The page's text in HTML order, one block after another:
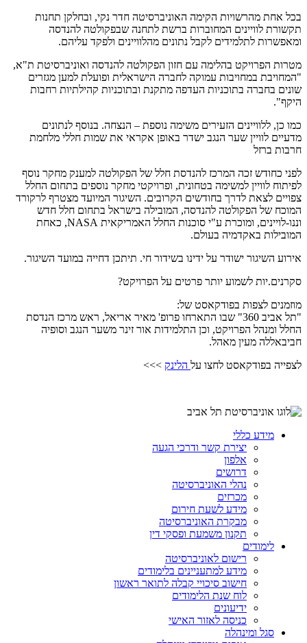
בכל אחת מהרשויות הקימה האוניברסיטה חדר נקי, ובחלקן תחנות
תקשורת לוויינים המחוברות ברשת לתחנה שבפקולטה להנדסה
ומאפשרות לתלמידים לקבל נתונים מהלוויינים ולפקד עליהם.
מטרות הפרויקט בהלימה עם חזון הפקולטה להנדסה ואוניברסיטת ת"א,
"המחויבת במחויבות עמוקה לחברה הישראלית ופועלת למען מגזרים
שונים בחברה בתוכניות העדפה מתקנת ובתוכניות קהילתיות רחבות
היקף".
כמו כן, ללוויינים הזעירים משימה נוספת – הנצחה. בנוסף לנתונים
מדעיים לוויין שער הנגב ישדר באופן אקראי את שמות חללי מלחמת
חרבות ברזל
לפני כחודש זכה המרכז להנדסת חלל של הפקולטה למענק מחקר נוסף
לפיתוח לוויין למשימה בטחונית, ופרויקטי מחקר נוספים בתחום החלל
צפויים לצאת לדרך בחודשים הקרובים. השיגור המיועד מצטרף לרקורד
המוכח של הפקולטה להנדסה, המובילה בישראל בתחום חלל חדש
וננו-לויינים, ומוכרת ע"י סוכנות החלל האמריקאית NASA, כאחת
המובילות באקדמיה בעולם.
אירוע השיגור ישודר על ידינו בשידור חי. תיתכן דחייה במועד השיגור.
סקרנים.יות לשמוע יותר פרטים על הפרויקט?
מוזמנים לצפות בפודקאסט של:
"תל אביב 360" שבו התארחו פרופ' מאיר אריאל, ראש מרכז הנדסת
החלל ומנהל הפרויקט, וכן התלמידות אור זינר משער הנגב וסופיה
חביבאללה מעין מאהל.
לצפייה בפודקאסט לחצו על הלינק >>>
מידע כללי
יצירת קשר ודרכי הגעה
אלפון
דרושים
נהלי האוניברסיטה
מכרזים
מידע לשעת חירום
מבקרת האוניברסיטה
תקנון משמעת ופסקי דין
לימודים
רישום לאוניברסיטה
מידע למתעניינים בלימודים
חישוב סיכויי קבלה לתואר ראשון
לוח שנת הלימודים
ידיעונים
כניסה לאזור האישי
סגל ומינהלה